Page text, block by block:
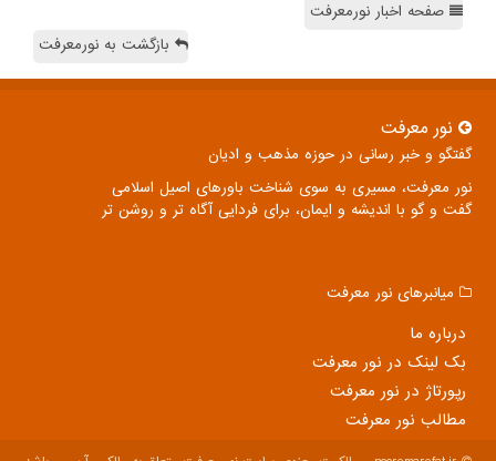
صفحه اخبار نورمعرفت
بازگشت به نورمعرفت
نور معرفت
گفتگو و خبر رسانی در حوزه مذهب و ادیان
نور معرفت، مسیری به سوی شناخت باورهای اصیل اسلامی
گفت و گو با اندیشه و ایمان، برای فردایی آگاه تر و روشن تر
میانبرهای نور معرفت
درباره ما
بک لینک در نور معرفت
رپورتاژ در نور معرفت
مطالب نور معرفت